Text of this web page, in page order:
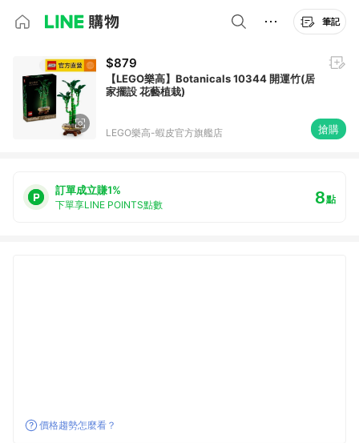
筆記
$879
【LEGO樂高】Botanicals 10344 開運竹(居
家擺設 花藝植栽)
LEGO樂高-蝦皮官方旗艦店 搶購
訂單成立賺1%
下單享LINE POINTS點數 8點
價格趨勢怎麼看？